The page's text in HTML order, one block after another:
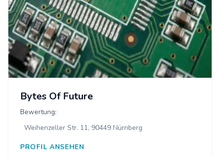
Bytes Of Future
Bewertung:
Weihenzeller Str. 11, 90449 Nürnberg
PROFIL ANSEHEN